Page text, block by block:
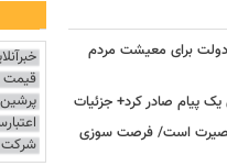
دولت برای معیشت مردم
پیام صادر کرد+ جزئیات
بصیرت است/ فرصت سوزی
قیمت
شرکت